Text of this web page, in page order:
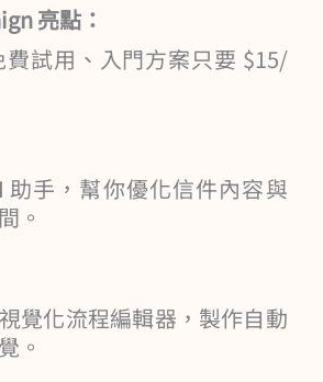
亮點：
費試用、入門方案只要 $15/
助手，幫你優化信件內容與
。
覺化流程編輯器，製作自動
。